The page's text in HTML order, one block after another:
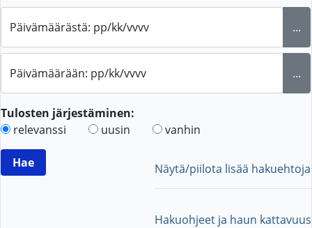
Päivämäärästä: pp/kk/vvvv ...
Päivämäärään: pp/kk/vvvv ...
Tulosten järjestäminen:
relevanssi
uusin vanhin
Näytä/piilota lisää hakuehtoja
Hakuohjeet ja haun kattavuus